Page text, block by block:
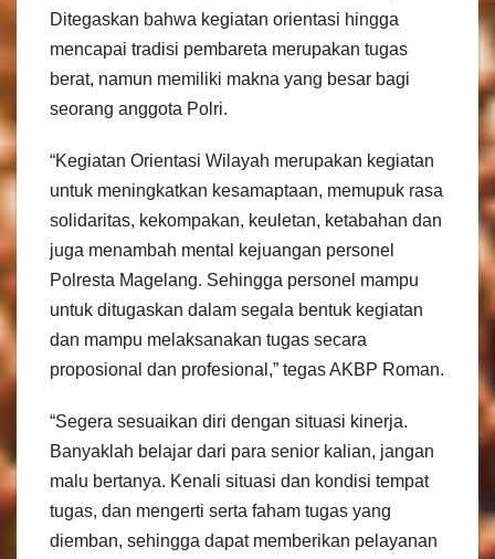
Ditegaskan bahwa kegiatan orientasi hingga
mencapai tradisi pembareta merupakan tugas
berat, namun memiliki makna yang besar bagi
seorang anggota Polri.
“Kegiatan Orientasi Wilayah merupakan kegiatan
untuk meningkatkan kesamaptaan, memupuk rasa
solidaritas, kekompakan, keuletan, ketabahan dan
juga menambah mental kejuangan personel
Polresta Magelang. Sehingga personel mampu
untuk ditugaskan dalam segala bentuk kegiatan
dan mampu melaksanakan tugas secara
proposional dan profesional,” tegas AKBP Roman.
“Segera sesuaikan diri dengan situasi kinerja.
Banyaklah belajar dari para senior kalian, jangan
malu bertanya. Kenali situasi dan kondisi tempat
tugas, dan mengerti serta faham tugas yang
diemban, sehingga dapat memberikan pelayanan